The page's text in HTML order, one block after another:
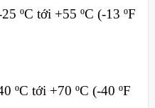
ºC tới +55 ºC (-13 ºF
ºC tới +70 ºC (-40 ºF